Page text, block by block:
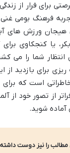
برای فرار از
فرهنگ بومی غنی
هیجان ورزش های
یا کنجکاوی
شما را می
ریزی برای بازدید
است که
از تصور خود از
آماده شوید.
مطالب را نیز دوست